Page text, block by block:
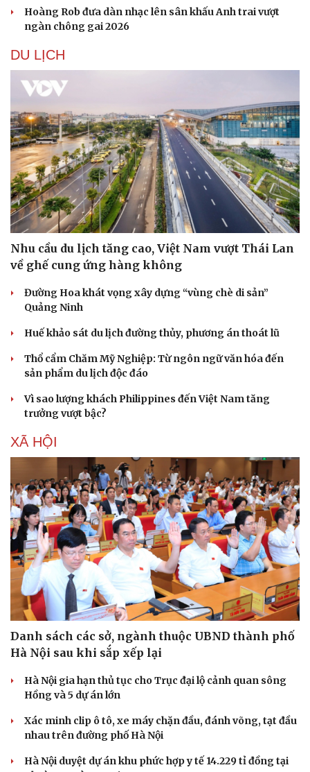
Văn hóa
Sân khấu - Điện ảnh
Âm nhạc
Di sản
Giải trí
Sao Việt
Hoàng Rob đưa dàn nhạc lên sân khấu Anh trai vượt
ngàn chông gai 2026
DU LỊCH
Nhu cầu du lịch tăng cao, Việt Nam vượt Thái Lan
về ghế cung ứng hàng không
Đường Hoa khát vọng xây dựng “vùng chè di sản”
Quảng Ninh
Huế khảo sát du lịch đường thủy, phương án thoát lũ
Thổ cẩm Chăm Mỹ Nghiệp: Từ ngôn ngữ văn hóa đến
sản phẩm du lịch độc đáo
Vì sao lượng khách Philippines đến Việt Nam tăng
trưởng vượt bậc?
XÃ HỘI
Danh sách các sở, ngành thuộc UBND thành phố
Hà Nội sau khi sắp xếp lại
Hà Nội gia hạn thủ tục cho Trục đại lộ cảnh quan sông
Hồng và 5 dự án lớn
Xác minh clip ô tô, xe máy chặn đầu, đánh võng, tạt đầu
nhau trên đường phố Hà Nội
Hà Nội duyệt dự án khu phức hợp y tế 14.229 tỉ đồng tại